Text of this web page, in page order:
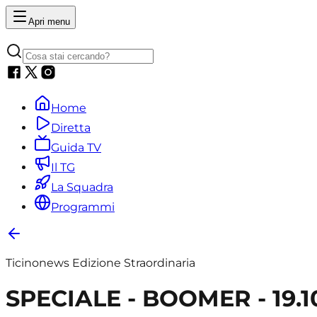
Apri menu
Home
Diretta
Guida TV
Il TG
La Squadra
Programmi
Ticinonews Edizione Straordinaria
SPECIALE - BOOMER -